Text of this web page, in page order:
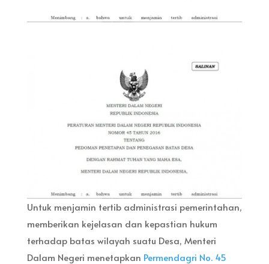
Untuk menjamin tertib administrasi pemerintahan,
memberikan kejelasan dan kepastian hukum
terhadap batas wilayah suatu Desa, Menteri
Dalam Negeri menetapkan Permendagri No. 45